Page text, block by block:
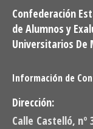
Confederación
de Alumnos y
Universitarios De
Información de
Dirección:
Calle Castelló, nº